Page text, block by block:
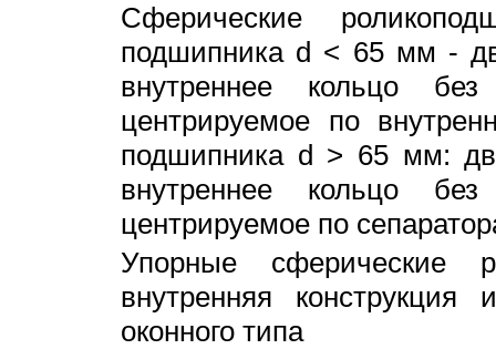
Сферические
подшипника d < 65 мм -
внутреннее кольцо
центрируемое по
подшипника d > 65 мм:
внутреннее кольцо
центрируемое по
Упорные сферические
внутренняя
оконного типа